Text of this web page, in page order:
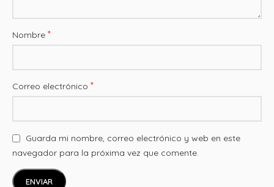
Nombre *
Correo electrónico *
Guarda mi nombre, correo electrónico y web en este
navegador para la próxima vez que comente.